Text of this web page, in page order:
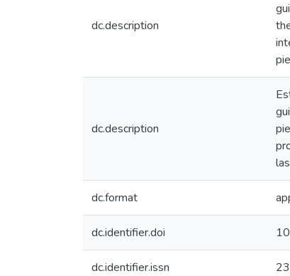
dc.description
dc.description
dc.format
dc.identifier.doi
dc.identifier.issn